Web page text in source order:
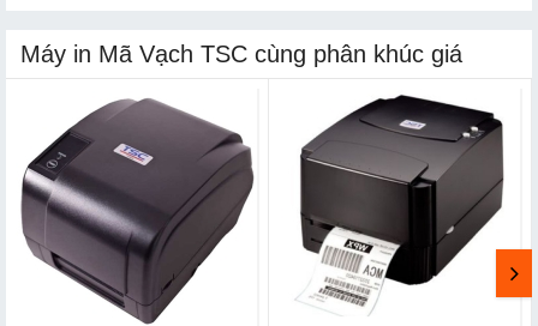
Máy in Mã Vạch TSC cùng phân khúc giá